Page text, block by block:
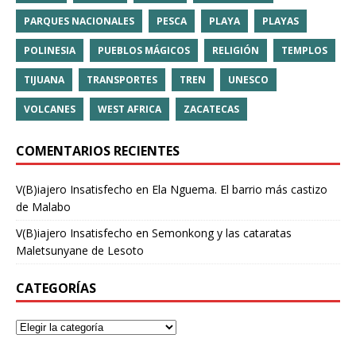
PARQUES NACIONALES PESCA PLAYA PLAYAS
POLINESIA PUEBLOS MÁGICOS RELIGIÓN TEMPLOS
TIJUANA TRANSPORTES TREN UNESCO
VOLCANES WEST AFRICA ZACATECAS
COMENTARIOS RECIENTES
V(B)iajero Insatisfecho en Ela Nguema. El barrio más castizo
de Malabo
V(B)iajero Insatisfecho en Semonkong y las cataratas
Maletsunyane de Lesoto
CATEGORÍAS